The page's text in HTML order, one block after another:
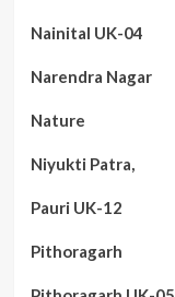
Nainital UK-04
Narendra Nagar
Nature
Niyukti Patra,
Pauri UK-12
Pithoragarh